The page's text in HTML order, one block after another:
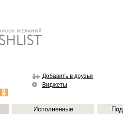
Добавить в друзья
Виджеты
Исполненные